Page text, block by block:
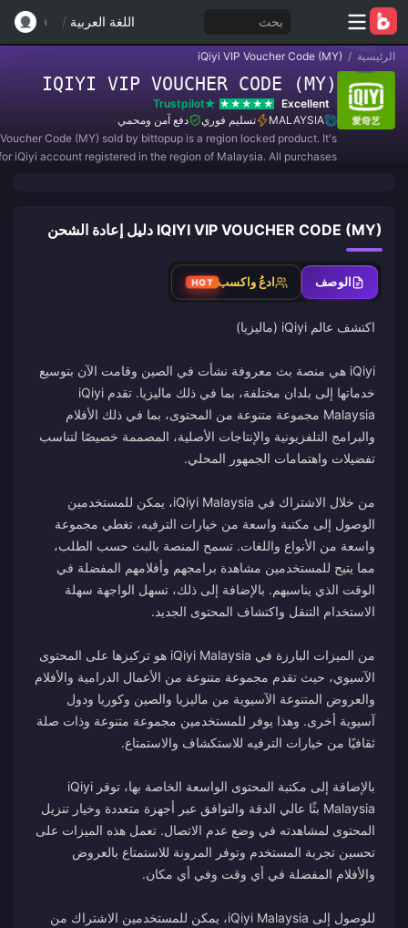
بحث اللغة العربية /
الرئيسية /
iQiyi VIP Voucher Code (MY)
IQIYI VIP VOUCHER CODE (MY)
Excellent
Trustpilot
MALAYSIA
تسليم فوري
دفع آمن ومحمي
Code (MY) sold by bittopup is a region locked product. It's
iQiyi account registered in the region of Malaysia. All purchases
IQIYI VIP VOUCHER CODE (MY) دليل إعادة الشحن
الوصف ادعُ واكسب HOT
iQiyi هي منصة بث معروفة نشأت في الصين وقامت الآن بتوسيع
خدماتها إلى بلدان مختلفة، بما في ذلك ماليزيا. تقدم iQiyi
Malaysia مجموعة متنوعة من المحتوى، بما في ذلك الأفلام
والبرامج التلفزيونية والإنتاجات الأصلية، المصممة خصيصًا لتناسب
من خلال الاشتراك في iQiyi Malaysia، يمكن للمستخدمين
الوصول إلى مكتبة واسعة من خيارات الترفيه، تغطي مجموعة
واسعة من الأنواع واللغات. تسمح المنصة بالبث حسب الطلب،
مما يتيح للمستخدمين مشاهدة برامجهم وأفلامهم المفضلة في
الوقت الذي يناسبهم. بالإضافة إلى ذلك، تسهل الواجهة سهلة
من الميزات البارزة في iQiyi Malaysia هو تركيزها على المحتوى
الآسيوي، حيث تقدم مجموعة متنوعة من الأعمال الدرامية والأفلام
والعروض المتنوعة الآسيوية من ماليزيا والصين وكوريا ودول
آسيوية أخرى. وهذا يوفر للمستخدمين مجموعة متنوعة وذات صلة
بالإضافة إلى مكتبة المحتوى الواسعة الخاصة بها، توفر iQiyi
Malaysia بثًا عالي الدقة والتوافق عبر أجهزة متعددة وخيار تنزيل
المحتوى لمشاهدته في وضع عدم الاتصال. تعمل هذه الميزات على
تحسين تجربة المستخدم وتوفر المرونة للاستمتاع بالعروض
للوصول إلى iQiyi Malaysia، يمكن للمستخدمين الاشتراك من